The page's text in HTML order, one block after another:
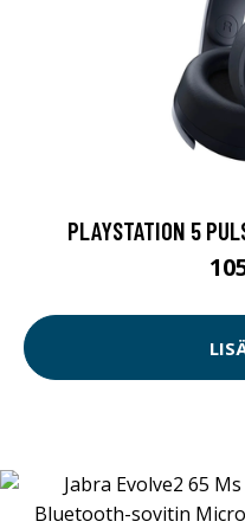
PLAYSTATION 5